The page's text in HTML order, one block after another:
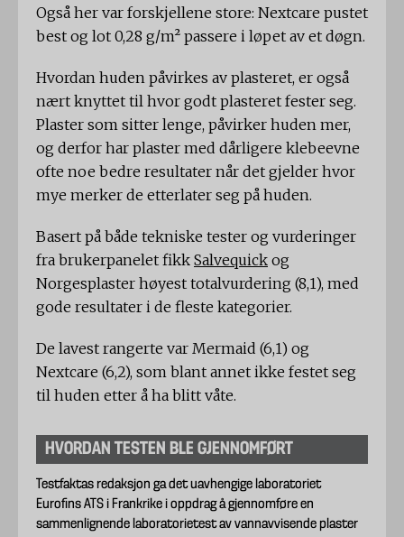
Også her var forskjellene store: Nextcare pustet
best og lot 0,28 g/m² passere i løpet av et døgn.
Hvordan huden påvirkes av plasteret, er også
nært knyttet til hvor godt plasteret fester seg.
Plaster som sitter lenge, påvirker huden mer,
og derfor har plaster med dårligere klebeevne
ofte noe bedre resultater når det gjelder hvor
mye merker de etterlater seg på huden.
Basert på både tekniske tester og vurderinger
fra brukerpanelet fikk Salvequick og
Norgesplaster høyest totalvurdering (8,1), med
gode resultater i de fleste kategorier.
De lavest rangerte var Mermaid (6,1) og
Nextcare (6,2), som blant annet ikke festet seg
til huden etter å ha blitt våte.
HVORDAN TESTEN BLE GJENNOMFØRT
Testfaktas redaksjon ga det uavhengige laboratoriet
Eurofins ATS i Frankrike i oppdrag å gjennomføre en
sammenlignende laboratorietest av vannavvisende plaster